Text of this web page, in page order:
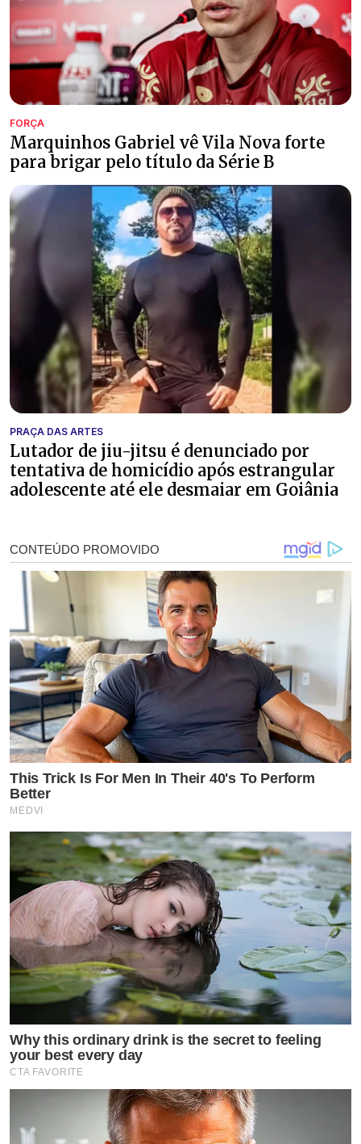
FORÇA
Marquinhos Gabriel vê Vila Nova forte
para brigar pelo título da Série B
PRAÇA DAS ARTES
Lutador de jiu-jitsu é denunciado por
tentativa de homicídio após estrangular
adolescente até ele desmaiar em Goiânia